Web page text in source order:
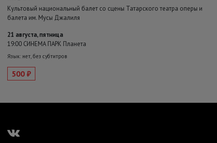
Культовый национальный балет со сцены Татарского театра оперы и
балета им. Мусы Джалиля
21 августа, пятница
19:00 СИНЕМА ПАРК Планета
Язык: нет, без субтитров
500 ₽